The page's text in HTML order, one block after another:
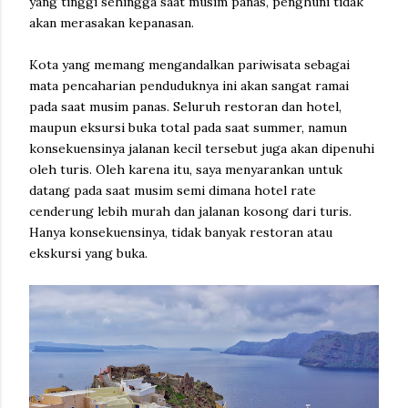
akan merasakan kepanasan.
Kota yang memang mengandalkan pariwisata sebagai
mata pencaharian penduduknya ini akan sangat ramai
pada saat musim panas. Seluruh restoran dan hotel,
maupun eksursi buka total pada saat summer, namun
konsekuensinya jalanan kecil tersebut juga akan dipenuhi
oleh turis. Oleh karena itu, saya menyarankan untuk
datang pada saat musim semi dimana hotel rate
cenderung lebih murah dan jalanan kosong dari turis.
Hanya konsekuensinya, tidak banyak restoran atau
ekskursi yang buka.